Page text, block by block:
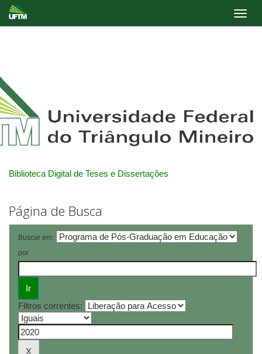
Biblioteca Digital de Teses e Dissertações
Página de Busca
Buscar em:
por
Filtros correntes: